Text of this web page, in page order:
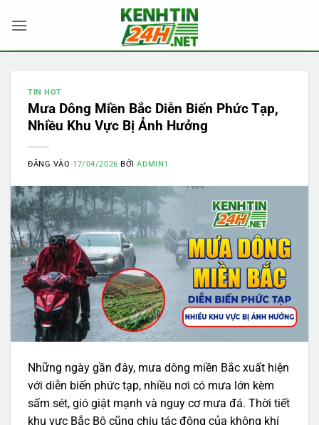
qua
TIN HOT
Mưa Dông Miền Bắc Diễn Biến Phức Tạp,
Nhiều Khu Vực Bị Ảnh Hưởng
ĐĂNG VÀO 17/04/2026 BỞIADMIN1
Những ngày gần đây, mưa dông miền Bắc xuất hiện
với diễn biến phức tạp, nhiều nơi có mưa lớn kèm
sấm sét, gió giật mạnh và nguy cơ mưa đá. Thời tiết
khu vực Bắc Bộ cũng chịu tác động của không khí